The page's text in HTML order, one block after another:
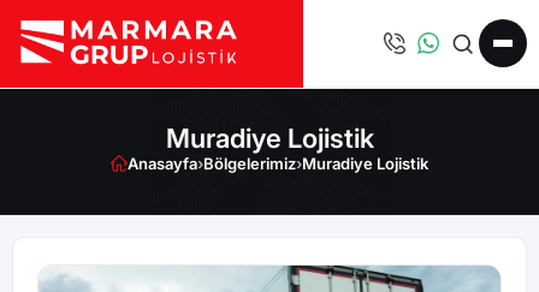
Muradiye Lojistik
Anasayfa›Bölgelerimiz›Muradiye Lojistik